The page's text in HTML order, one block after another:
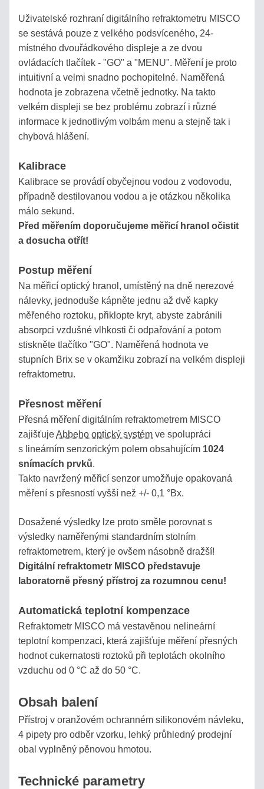
Uživatelské rozhraní digitálního refraktometru MISCO
se sestává pouze z velkého podsvíceného, 24-
místného dvouřádkového displeje a ze dvou
ovládacích tlačítek - "GO" a "MENU". Měření je proto
intuitivní a velmi snadno pochopitelné. Naměřená
hodnota je zobrazena včetně jednotky. Na takto
velkém displeji se bez problému zobrazí i různé
informace k jednotlivým volbám menu a stejně tak i
chybová hlášení.
Kalibrace
Kalibrace se provádí obyčejnou vodou z vodovodu,
případně destilovanou vodou a je otázkou několika
málo sekund.
Před měřením doporučujeme měřicí hranol očistit
a dosucha otřít!
Postup měření
Na měřicí optický hranol, umístěný na dně nerezové
nálevky, jednoduše kápněte jednu až dvě kapky
měřeného roztoku, přiklopte kryt, abyste zabránili
absorpci vzdušné vlhkosti či odpařování a potom
stiskněte tlačítko "GO". Naměřená hodnota ve
stupních Brix se v okamžiku zobrazí na velkém displeji
refraktometru.
Přesnost měření
Přesná měření digitálním refraktometrem MISCO
zajišťujeAbbeho optický systém ve spolupráci
s lineárním senzorickým polem obsahujícím 1024
snímacích prvků.
Takto navržený měřicí senzor umožňuje opakovaná
měření s přesností vyšší než +/- 0,1 °Bx.
Dosažené výsledky lze proto směle porovnat s
výsledky naměřenými standardním stolním
refraktometrem, který je ovšem násobně dražší!
Digitální refraktometr MISCO představuje
laboratorně přesný přístroj za rozumnou cenu!
Automatická teplotní kompenzace
Refraktometr MISCO má vestavěnou nelineární
teplotní kompenzaci, která zajišťuje měření přesných
hodnot cukernatosti roztoků při teplotách okolního
vzduchu od 0 °C až do 50 °C.
Obsah balení
Přístroj v oranžovém ochranném silikonovém návleku,
4 pipety pro odběr vzorku, lehký průhledný prodejní
obal vyplněný pěnovou hmotou.
Technické parametry
CHOVATELE
ÚVOD
DOKONČIT
OBJEDNÁVKU
JAK
NAKUPOVAT?
OBCHODNÍ
PODMÍNKY
SLEDOVÁNÍ
ZÁSILKY
KONTAKT
Refraktopedie
PROČ
POTŘEBUJETE
REFRAKTOMETR?
POMOCNÍK
VÝBĚREM
STANOVENÍ
CUKERNATOSTI
MOŠTU
VÝTĚŽEK
VÝPOČET
CUKERNATOSTI